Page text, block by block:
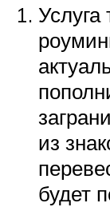
Услуга
из
будет